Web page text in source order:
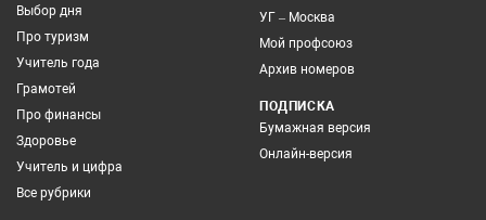
Выбор дня
Про туризм
Учитель года
Грамотей
Про финансы
Здоровье
Учитель и цифра
Все рубрики
УГ – Москва
Мой профсоюз
Архив номеров
ПОДПИСКА
Бумажная версия
Онлайн-версия